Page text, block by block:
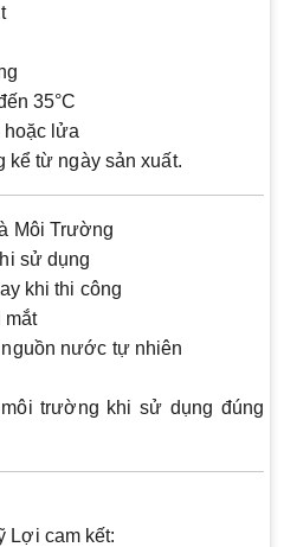
35°C
hoặc lửa
kể từ ngày sản xuất.
Môi Trường
sử dụng
khi thi công
mắt
nước tự nhiên
trường khi sử dụng đúng
Lợi cam kết: